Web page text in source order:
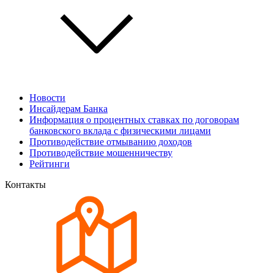
Новости
Инсайдерам Банка
Информация о процентных ставках по договорам
банковского вклада с физическими лицами
Противодействие отмыванию доходов
Противодействие мошенничеству
Рейтинги
Контакты